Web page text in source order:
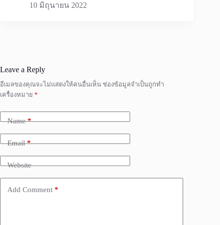
10 มิถุนายน 2022
Leave a Reply
อีเมลของคุณจะไม่แสดงให้คนอื่นเห็น ช่องข้อมูลจำเป็นถูกทำ
เครื่องหมาย *
Name*
Email*
Website
Add Comment *